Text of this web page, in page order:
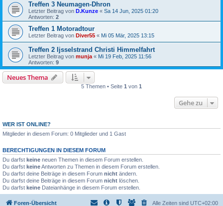
Treffen 3 Neumagen-Dhron
Letzter Beitrag von D.Kunze « Sa 14 Jun, 2025 01:20
Antworten: 2
Treffen 1 Motoradtour
Letzter Beitrag von Diver55 « Mi 05 Mär, 2025 13:15
Treffen 2 Ijsselstrand Christi Himmelfahrt
Letzter Beitrag von munja « Mi 19 Feb, 2025 11:56
Antworten: 9
Neues Thema
5 Themen • Seite 1 von 1
Gehe zu
WER IST ONLINE?
Mitglieder in diesem Forum: 0 Mitglieder und 1 Gast
BERECHTIGUNGEN IN DIESEM FORUM
Du darfst keine neuen Themen in diesem Forum erstellen.
Du darfst keineAntworten zu Themen in diesem Forum erstellen.
Du darfst deine Beiträge in diesem Forum nicht ändern.
Du darfst deine Beiträge in diesem Forum nicht löschen.
Du darfst keine Dateianhänge in diesem Forum erstellen.
Foren-Übersicht Alle Zeiten sind UTC+02:00